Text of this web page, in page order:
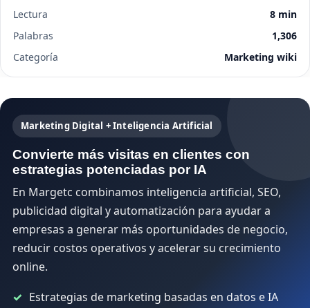
Lectura
8 min
Palabras
1,306
Categoría
Marketing wiki
Marketing Digital + Inteligencia Artificial
Convierte más visitas en clientes con
estrategias potenciadas por IA
En Margetc combinamos inteligencia artificial, SEO,
publicidad digital y automatización para ayudar a
empresas a generar más oportunidades de negocio,
reducir costos operativos y acelerar su crecimiento
online.
Estrategias de marketing basadas en datos e IA